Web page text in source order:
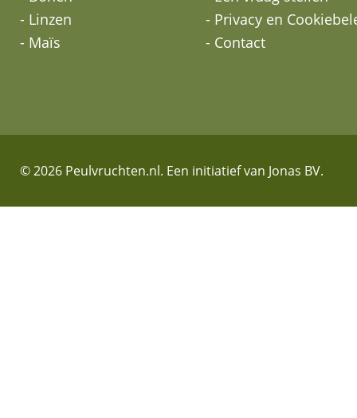
- Linzen
- Maïs
- Privacy en
- Contact
© 2026 Peulvruchten.nl. Een initiatief van Jonas BV.